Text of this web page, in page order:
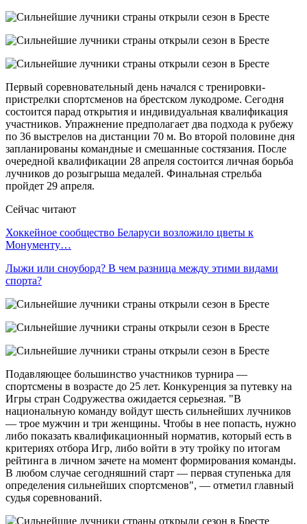
Первый соревновательный день начался с тренировки-
пристрелки спортсменов на брестском лукодроме. Сегодня
состоится парад открытия и индивидуальная квалификация
участников. Упражнение предполагает два подхода к рубежу
по 36 выстрелов на дистанции 70 м. Во второй половине дня
запланированы командные и смешанные состязания. После
очередной квалификации 28 апреля состоится личная борьба
лучников до розыгрыша медалей. Финальная стрельба
пройдет 29 апреля.
Сейчас читают
Хоккейное сообщество Беларуси возложило цветы к
Монументу…
Лыжи или сноуборд? В чем разница между этими видами
спорта?
Подавляющее большинство участников турнира —
спортсмены в возрасте до 25 лет. Конкуренция за путевку на
Игры стран Содружества ожидается серьезная. "В
национальную команду войдут шесть сильнейших лучников
— трое мужчин и три женщины. Чтобы в нее попасть, нужно
либо показать квалификационный норматив, который есть в
критериях отбора Игр, либо войти в эту тройку по итогам
рейтинга в личном зачете на момент формирования команды.
В любом случае сегодняшний старт — первая ступенька для
определения сильнейших спортсменов", — отметил главный
судья соревнований.